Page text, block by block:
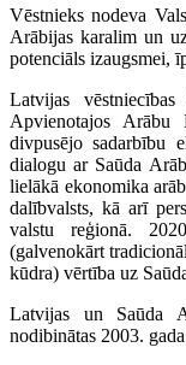
Vēstnieks nodeva
Arābijas karalim un
potenciāls izaugsmei,
Latvijas
Apvienotajos Arābu
divpusējo sadarbību
dialogu ar Saūda
lielākā ekonomika
dalībvalsts, kā arī
valstu reģionā.
(galvenokārt
kūdra) vērtība uz
Latvijas un Saūda
nodibinātas 2003.